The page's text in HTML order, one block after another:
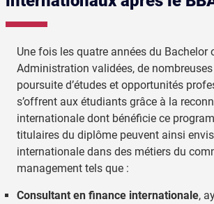
Une fois les quatre années du Bachelor
Administration validées, de
poursuite d’études et opportunités
s’offrent aux étudiants grâce à la
internationale dont bénéficie ce
titulaires du diplôme peuvent ainsi
internationale dans des métiers du
management tels que :
Consultant en finance internationale,